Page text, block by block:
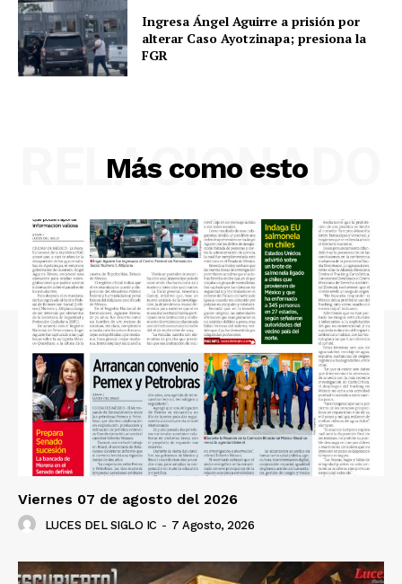
Ingresa Ángel Aguirre a prisión por
alterar Caso Ayotzinapa; presiona la
FGR
Más como esto
RELACIONADO
Viernes 07 de agosto del 2026
LUCES DEL SIGLO IC - 7 Agosto, 2026